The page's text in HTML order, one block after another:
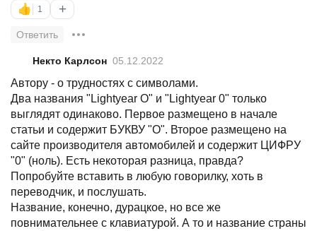
👍 1 +
Ответить
Некто Карлсон 05.12.2022
Автору - о трудностях с символами.
Два названия "Lightyear O" и "Lightyear 0" только
выглядят одинаково. Первое размещено в начале
статьи и содержит БУКВУ "O". Второе размещено на
сайте производителя автомобилей и содержит ЦИФРУ
"0" (ноль). Есть некоторая разница, правда?
Попробуйте вставить в любую говорилку, хоть в
переводчик, и послушать.
Название, конечно, дурацкое, но все же
повнимательнее с клавиатурой. А то и название страны